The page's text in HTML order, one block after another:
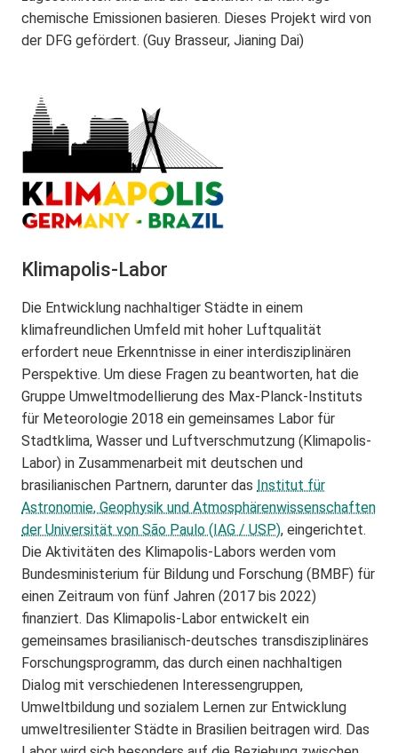
chemische Emissionen basieren. Dieses Projekt wird von
der DFG gefördert. (Guy Brasseur, Jianing Dai)
Klimapolis-Labor
Die Entwicklung nachhaltiger Städte in einem
klimafreundlichen Umfeld mit hoher Luftqualität
erfordert neue Erkenntnisse in einer interdisziplinären
Perspektive. Um diese Fragen zu beantworten, hat die
Gruppe Umweltmodellierung des Max-Planck-Instituts
für Meteorologie 2018 ein gemeinsames Labor für
Stadtklima, Wasser und Luftverschmutzung (Klimapolis-
Labor) in Zusammenarbeit mit deutschen und
brasilianischen Partnern, darunter das Institut für
Astronomie, Geophysik und Atmosphärenwissenschaften
der Universität von São Paulo (IAG / USP), eingerichtet.
Die Aktivitäten des Klimapolis-Labors werden vom
Bundesministerium für Bildung und Forschung (BMBF) für
einen Zeitraum von fünf Jahren (2017 bis 2022)
finanziert. Das Klimapolis-Labor entwickelt ein
gemeinsames brasilianisch-deutsches transdisziplinäres
Forschungsprogramm, das durch einen nachhaltigen
Dialog mit verschiedenen Interessengruppen,
Umweltbildung und sozialem Lernen zur Entwicklung
umweltresilienter Städte in Brasilien beitragen wird. Das